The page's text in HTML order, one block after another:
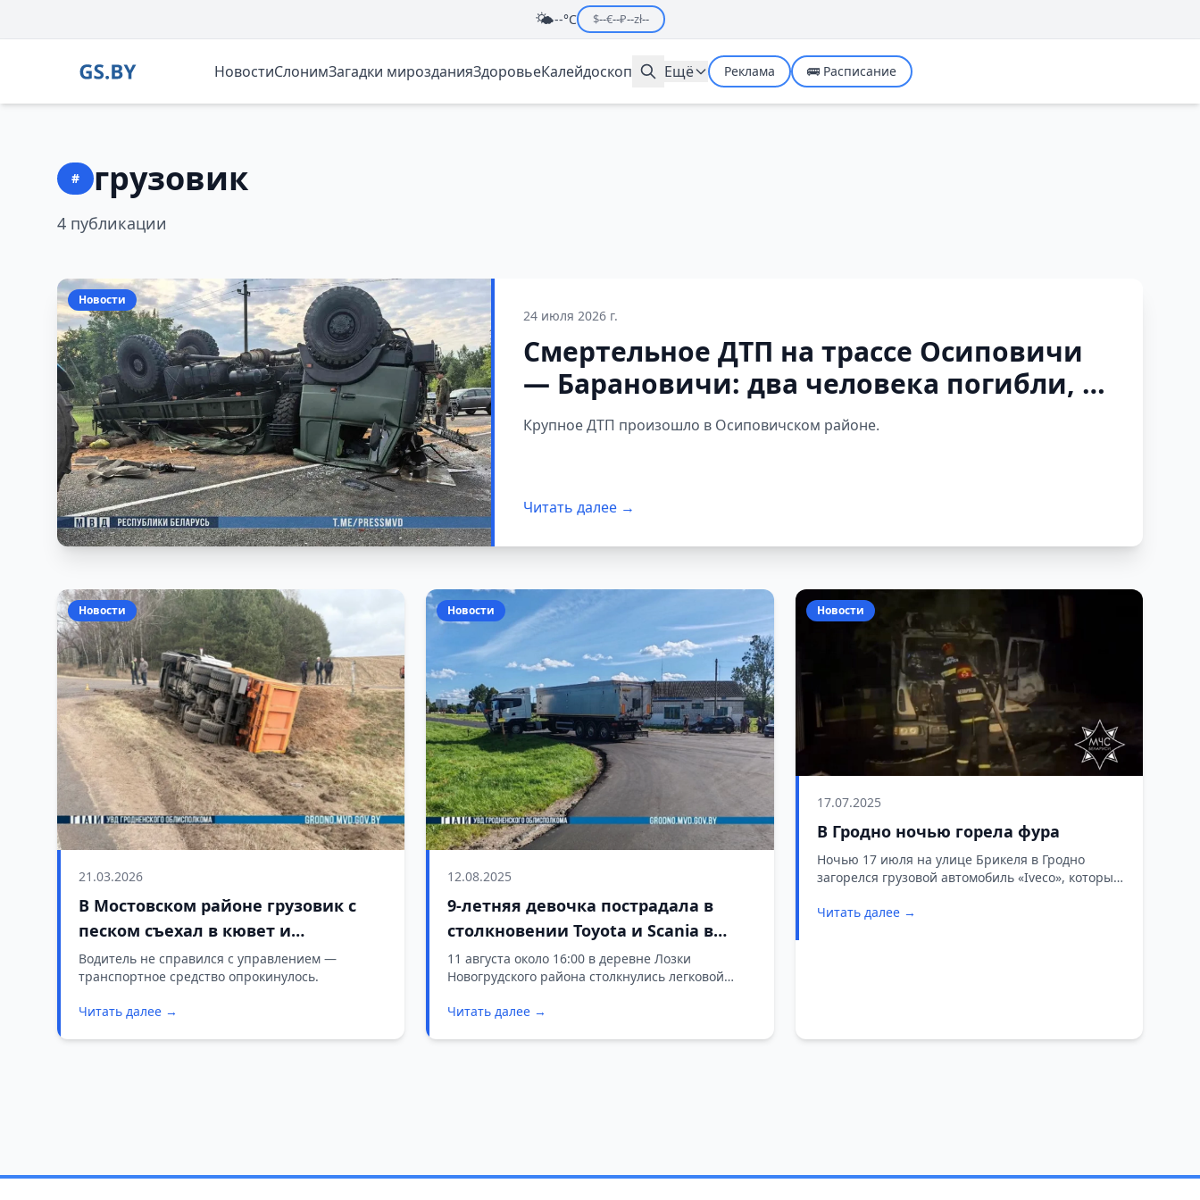
🌤️--°C $--€--₽--zł--
НовостиСлонимЗагадки мирозданияЗдоровьеКалейдоскоп Ещё Реклама 🚌 Расписание
# грузовик
4 публикации
Новости
24 июля 2026 г.
Смертельное ДТП на трассе Осиповичи
— Барановичи: два человека погибли, 14
пострадали
Крупное ДТП произошло в Осиповичском районе.
Читать далее →
Новости
21.03.2026
В Мостовском районе грузовик с
песком съехал в кювет и
перевернулся
Водитель не справился с управлением —
транспортное средство опрокинулось.
Читать далее →
Новости
12.08.2025
9-летняя девочка пострадала в
столкновении Toyota и Scania в
Новогрудском районе
11 августа около 16:00 в деревне Лозки
Новогрудского района столкнулись легковой
Читать далее →
Новости
17.07.2025
В Гродно ночью горела фура
Ночью 17 июля на улице Брикеля в Гродно
загорелся грузовой автомобиль «Iveco», который
Сообщение о возгорании поступило спасателям
Читать далее →